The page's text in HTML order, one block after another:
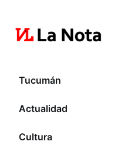
Tucumán
Actualidad
Cultura